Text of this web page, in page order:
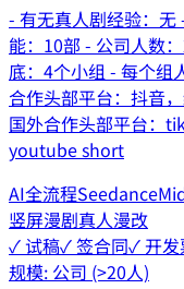
- 有无真人剧经验：无
能：10部 - 公司人数
底：4个小组 - 每个组
合作头部平台：抖音
国外合作头部平台：
youtube short
AI全流程Seedance
竖屏漫剧真人漫改
✓ 试稿✓ 签合同✓ 开发
规模: 公司 (>20人)